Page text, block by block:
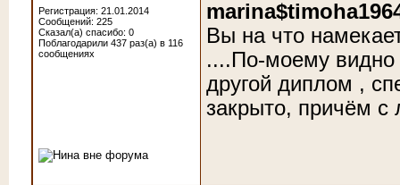
Регистрация: 21.01.2014
Сообщений: 225
Сказал(а) спасибо: 0
Поблагодарили 437 раз(а) в 116
сообщениях
Вы на что
....По-моему видно
другой диплом ,
закрыто, причём с